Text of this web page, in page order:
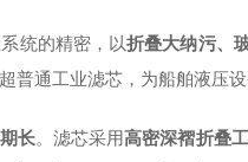
统的精密，以折叠大纳污、
通工业滤芯，为船舶液压设
长。滤芯采用高密深褶折叠